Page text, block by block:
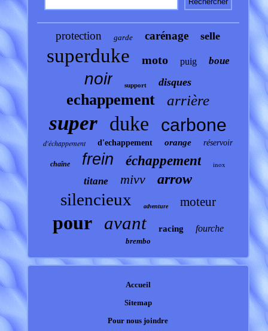
protection garde carénage selle
superduke moto puig boue
noir support disques
echappement arrière
super duke carbone
d'échappement d'echappement orange réservoir
chaîne frein échappement inox
titane mivv arrow
silencieux adventure moteur
pour avant racing fourche
brembo
Accueil
Sitemap
Pour nous joindre